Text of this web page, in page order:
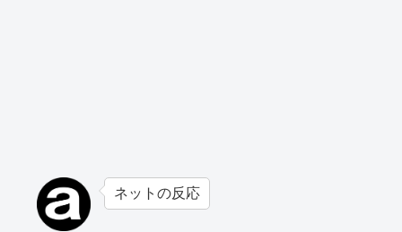
ネットの反応